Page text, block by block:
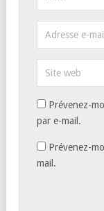
Prévenez-
par e-mail.
Prévenez-
mail.